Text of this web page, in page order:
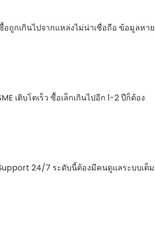
ถูกเกินไปจากแหล่งไม่น่าเชื่อถือ ข้อมูลหา
เติบโตเร็ว ซื้อเล็กเกินไปอีก 1-2 ปีก็ต้อง
24/7 ระดับนี้ต้องมีคนดูแลระบบเต็ม